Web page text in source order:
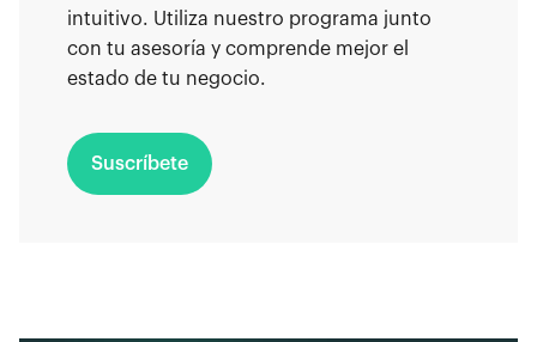
intuitivo. Utiliza nuestro programa junto
con tu asesoría y comprende mejor el
estado de tu negocio.
Suscríbete